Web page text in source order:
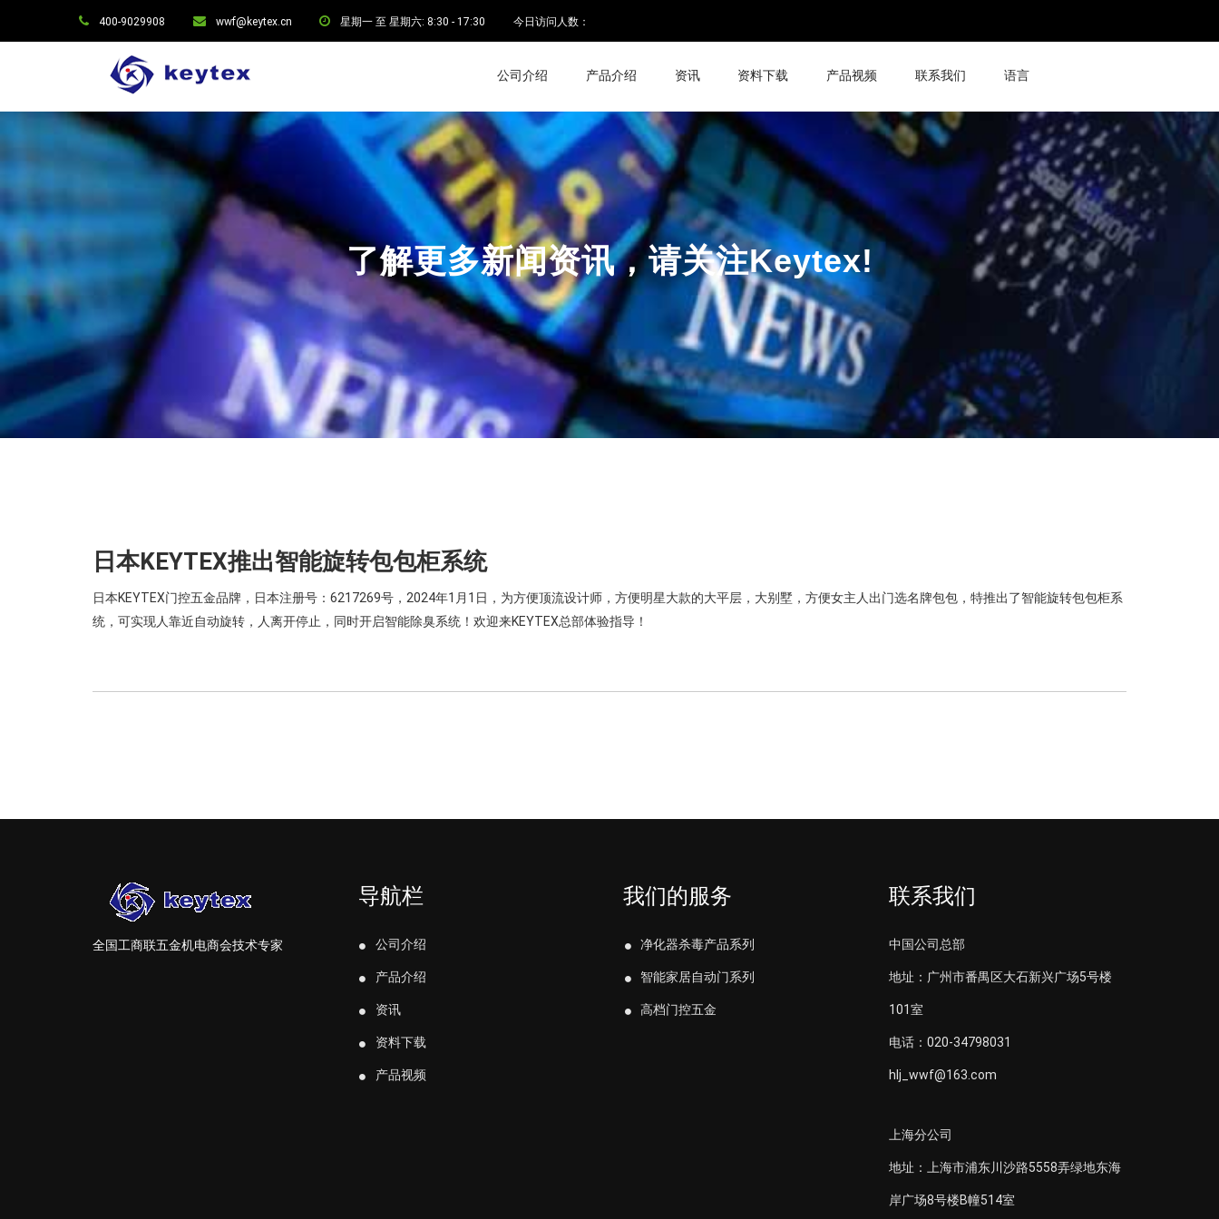
400-9029908 wwf@keytex.cn 星期一 至 星期六: 8:30 - 17:30 今日访问人数：
公司介绍 产品介绍 资讯 资料下载 产品视频 联系我们 语言
了解更多新闻资讯，请关注Keytex!
日本KEYTEX推出智能旋转包包柜系统
日本KEYTEX门控五金品牌，日本注册号：6217269号，2024年1月1日，为方便顶流设计师，方便明星大款的大平层，大别墅，方便女主人出门选名牌包包，特推出了智能旋转包包柜系
统，可实现人靠近自动旋转，人离开停止，同时开启智能除臭系统！欢迎来KEYTEX总部体验指导！
全国工商联五金机电商会技术专家
导航栏
公司介绍
产品介绍
资讯
资料下载
产品视频
我们的服务
净化器杀毒产品系列
智能家居自动门系列
高档门控五金
联系我们
中国公司总部
地址：广州市番禺区大石新兴广场5号楼
101室
电话：020-34798031
hlj_wwf@163.com
上海分公司
地址：上海市浦东川沙路5558弄绿地东海
岸广场8号楼B幢514室